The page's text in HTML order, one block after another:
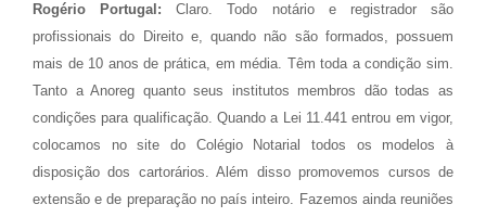
Rogério Portugal: Claro. Todo notário e registrador são
profissionais do Direito e, quando não são formados, possuem
mais de 10 anos de prática, em média. Têm toda a condição sim.
Tanto a Anoreg quanto seus institutos membros dão todas as
condições para qualificação. Quando a Lei 11.441 entrou em vigor,
colocamos no site do Colégio Notarial todos os modelos à
disposição dos cartorários. Além disso promovemos cursos de
extensão e de preparação no país inteiro. Fazemos ainda reuniões